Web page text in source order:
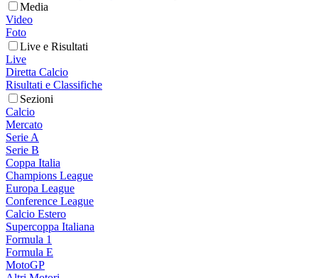
Media
Video
Foto
Live e Risultati
Live
Diretta Calcio
Risultati e Classifiche
Sezioni
Calcio
Mercato
Serie A
Serie B
Coppa Italia
Champions League
Europa League
Conference League
Calcio Estero
Supercoppa Italiana
Formula 1
Formula E
MotoGP